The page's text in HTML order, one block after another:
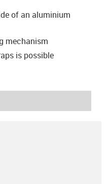
of an aluminium
mechanism
is possible